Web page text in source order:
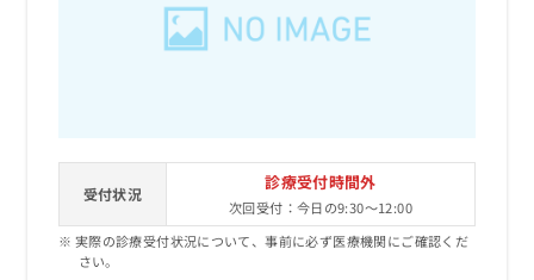
受付状況
診療受付時間外
次回受付：今日の9:30～12:00
実際の診療受付状況について、事前に必ず医療機関にご確認くだ
さい。